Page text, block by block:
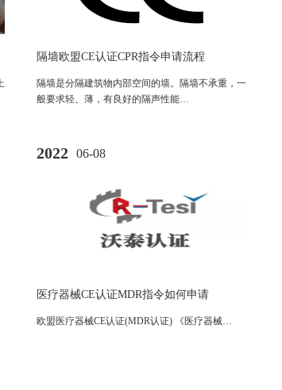
隔墙欧盟CE认证CPR指令申请流程
隔墙是分隔建筑物内部空间的墙。隔墙不承重，一
般要求轻、薄，有良好的隔声性能…
2022 06-08
医疗器械CE认证MDR指令如何申请
欧盟医疗器械CE认证(MDR认证) 《医疗器械…